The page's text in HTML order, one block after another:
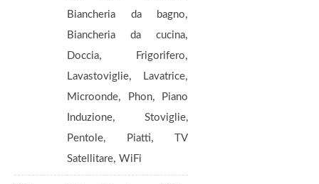
Biancheria da bagno,
Biancheria da cucina,
Doccia, Frigorifero,
Lavastoviglie, Lavatrice,
Microonde, Phon,
Piano
Induzione, Stoviglie,
Pentole, Piatti, TV
Satellitare, WiFi